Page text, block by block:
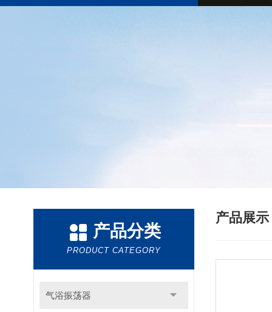
产品分类
PRODUCT CATEGORY
气浴振荡器
产品展示